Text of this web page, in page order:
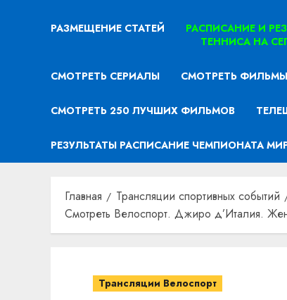
РАЗМЕЩЕНИЕ СТАТЕЙ
РАСПИСАНИЕ И
ТЕННИСА НА
СМОТРЕТЬ СЕРИАЛЫ СМОТРЕТЬ ФИЛЬМЫ
СМОТРЕТЬ 250 ЛУЧШИХ ФИЛЬМОВ
РЕЗУЛЬТАТЫ РАСПИСАНИЕ ЧЕМПИОНАТА
Главная Трансляции спортивных событий
Смотреть Велоспорт. Джиро д’Италия.
Трансляции Велоспорт